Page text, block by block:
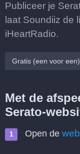
Publiceer je
laat Soundiiz de
iHeartRadio.
Gratis (een voor een)
Met de
Serato-
Open de